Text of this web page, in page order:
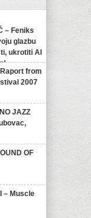
– Feniks
glazbu
ukrotiti AI
from
2007
JAZZ
OF
– Muscle